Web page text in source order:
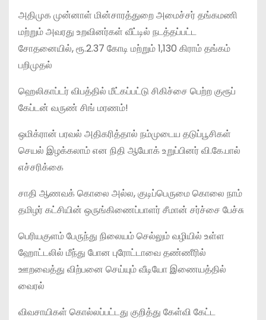
அதிமுக முன்னாள் மின்சாரத்துறை அமைச்சர் தங்கமணி
மற்றும் அவரது உறவினர்கள் வீட்டில் நடத்தப்பட்ட
சோதனையில், ரூ.2.37 கோடி மற்றும் 1,130 கிராம் தங்கம்
பறிமுதல்
ஹெலிகாப்டர் விபத்தில் மீட்கப்பட்டு சிகிச்சை பெற்ற குரூப்
கேப்டன் வருண் சிங் மரணம்!
ஒமிக்ரான் பரவல் அதிகரித்தால் நம்முடைய தடுப்பூசிகள்
செயல் இழக்கலாம் என நிதி ஆயோக் உறுப்பினர் வி.கே.பால்
எச்சரிக்கை
சாதி ஆணவக் கொலை அல்ல, குடிப்பெருமை கொலை நாம்
தமிழர் கட்சியின் ஒருங்கிணைப்பாளர் சீமான் சர்ச்சை பேச்சு
பெரியகுளம் பேருந்து நிலையம் செல்லும் வழியில் உள்ள
ஹோட்டலில் மீந்து போன புரோட்டாவை தண்ணீரில்
ஊறவைத்து விற்பனை செய்யும் வீடியோ இணையத்தில்
வைரல்
விவசாயிகள் கொல்லப்பட்டது குறித்து கேள்வி கேட்ட